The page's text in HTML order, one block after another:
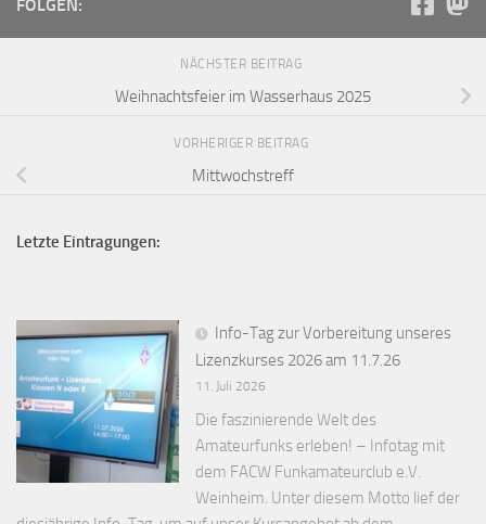
FOLGEN:
NÄCHSTER BEITRAG
Weihnachtsfeier im Wasserhaus 2025
VORHERIGER BEITRAG
Mittwochstreff
Letzte Eintragungen:
Info-Tag zur Vorbereitung unseres
Lizenzkurses 2026 am 11.7.26
11. Juli 2026
Die faszinierende Welt des
Amateurfunks erleben! – Infotag mit
dem FACW Funkamateurclub e.V.
Weinheim. Unter diesem Motto lief der